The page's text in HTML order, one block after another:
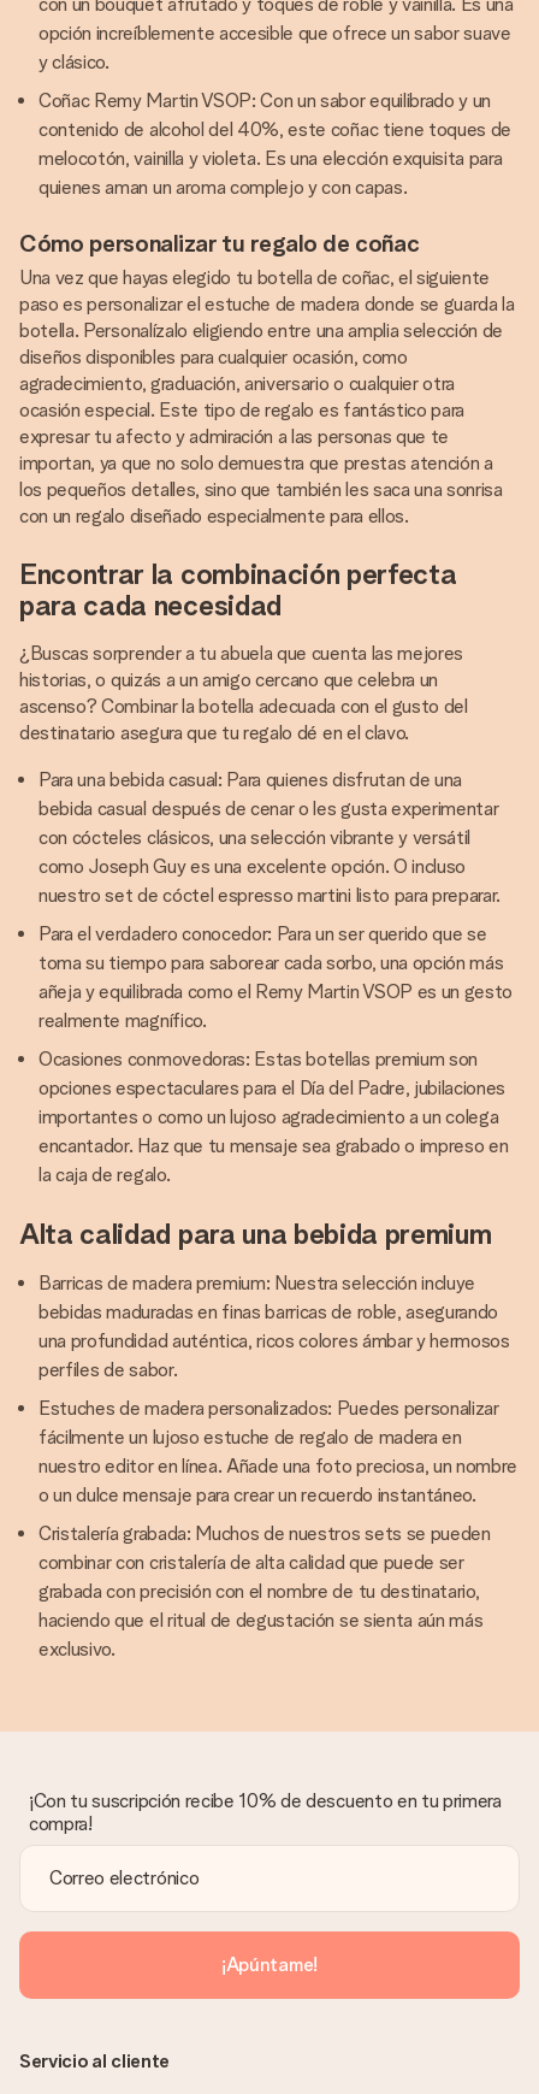
opción increíblemente accesible que ofrece un sabor suave
y clásico.
Coñac Remy Martin VSOP: Con un sabor equilibrado y un
contenido de alcohol del 40%, este coñac tiene toques de
melocotón, vainilla y violeta. Es una elección exquisita para
quienes aman un aroma complejo y con capas.
Cómo personalizar tu regalo de coñac
Una vez que hayas elegido tu botella de coñac, el siguiente
paso es personalizar el estuche de madera donde se guarda la
botella. Personalízalo eligiendo entre una amplia selección de
diseños disponibles para cualquier ocasión, como
agradecimiento, graduación, aniversario o cualquier otra
ocasión especial. Este tipo de regalo es fantástico para
expresar tu afecto y admiración a las personas que te
importan, ya que no solo demuestra que prestas atención a
los pequeños detalles, sino que también les saca una sonrisa
con un regalo diseñado especialmente para ellos.
Encontrar la combinación perfecta
para cada necesidad
¿Buscas sorprender a tu abuela que cuenta las mejores
historias, o quizás a un amigo cercano que celebra un
ascenso? Combinar la botella adecuada con el gusto del
destinatario asegura que tu regalo dé en el clavo.
Para una bebida casual: Para quienes disfrutan de una
bebida casual después de cenar o les gusta experimentar
con cócteles clásicos, una selección vibrante y versátil
como Joseph Guy es una excelente opción. O incluso
nuestro set de cóctel espresso martini listo para preparar.
Para el verdadero conocedor: Para un ser querido que se
toma su tiempo para saborear cada sorbo, una opción más
añeja y equilibrada como el Remy Martin VSOP es un gesto
realmente magnífico.
Ocasiones conmovedoras: Estas botellas premium son
opciones espectaculares para el Día del Padre, jubilaciones
importantes o como un lujoso agradecimiento a un colega
encantador. Haz que tu mensaje sea grabado o impreso en
la caja de regalo.
Alta calidad para una bebida premium
Barricas de madera premium: Nuestra selección incluye
bebidas maduradas en finas barricas de roble, asegurando
una profundidad auténtica, ricos colores ámbar y hermosos
perfiles de sabor.
Estuches de madera personalizados: Puedes personalizar
fácilmente un lujoso estuche de regalo de madera en
nuestro editor en línea. Añade una foto preciosa, un nombre
o un dulce mensaje para crear un recuerdo instantáneo.
Cristalería grabada: Muchos de nuestros sets se pueden
combinar con cristalería de alta calidad que puede ser
grabada con precisión con el nombre de tu destinatario,
haciendo que el ritual de degustación se sienta aún más
exclusivo.
¡Con tu suscripción recibe 10% de descuento en tu primera
compra!
¡Apúntame!
Servicio al cliente